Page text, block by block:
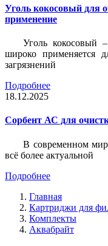
Уголь кокосовый для
применение
Уголь кокосовый
широко применяется
загрязнений
Подробнее
18.12.2025
Сорбент АС для
В современном
всё более актуальной
Подробнее
Главная
Картриджи для
Комплекты
Аквабрайт